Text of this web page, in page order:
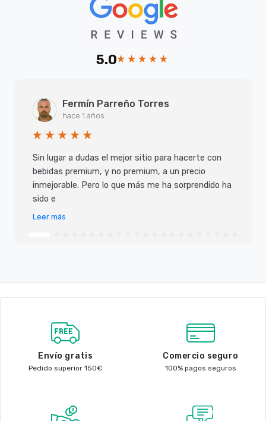
5.0
Fermín Parreño Torres
hace 1 años
Sin lugar a dudas el mejor sitio para hacerte con
bebidas premium, y no premium, a un precio
inmejorable. Pero lo que más me ha sorprendido ha
sido e
Leer más
Envío gratis
Pedido superior 150€
Comercio seguro
100% pagos seguros